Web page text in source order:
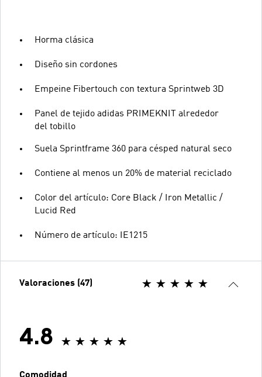
Horma clásica
Diseño sin cordones
Empeine Fibertouch con textura Sprintweb 3D
Panel de tejido adidas PRIMEKNIT alrededor
del tobillo
Suela Sprintframe 360 para césped natural seco
Contiene al menos un 20% de material reciclado
Color del artículo: Core Black / Iron Metallic /
Lucid Red
Número de artículo: IE1215
Valoraciones (47)
4.8